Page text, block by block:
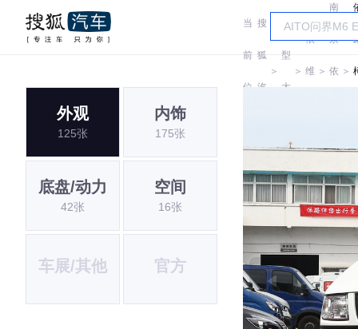
当
前
位
搜
狐
汽
＞
车
型
大
＞
依
维 ＞
南
京
依 ＞
外观
125张
内饰
175张
底盘/动力
42张
空间
16张
车展/其他 官方